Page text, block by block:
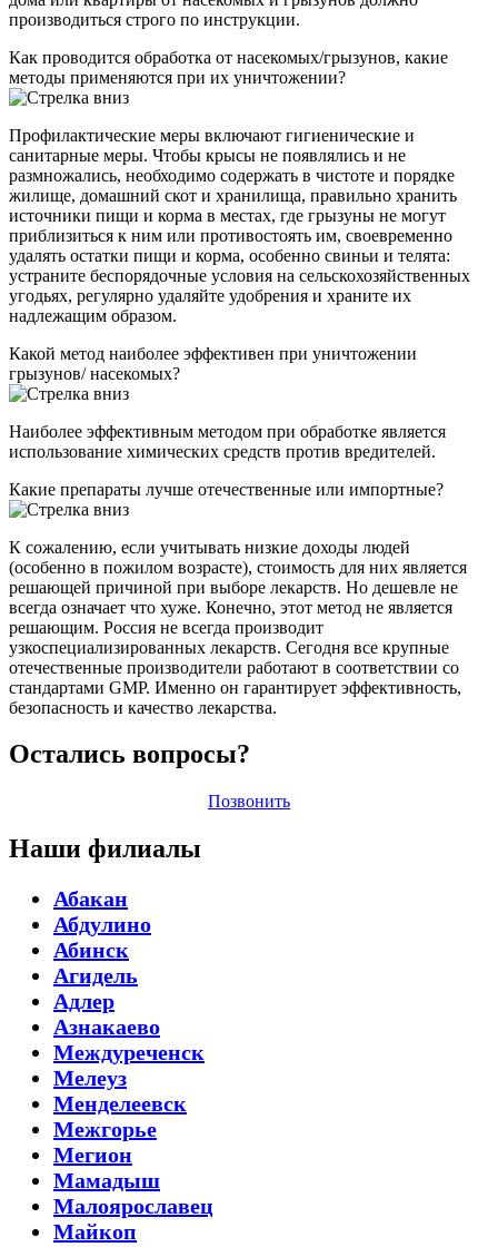
производиться строго по инструкции.
Как проводится обработка от насекомых/грызунов, какие
методы применяются при их уничтожении?
Профилактические меры включают гигиенические и
санитарные меры. Чтобы крысы не появлялись и не
размножались, необходимо содержать в чистоте и порядке
жилище, домашний скот и хранилища, правильно хранить
источники пищи и корма в местах, где грызуны не могут
приблизиться к ним или противостоять им, своевременно
удалять остатки пищи и корма, особенно свиньи и телята:
устраните беспорядочные условия на сельскохозяйственных
угодьях, регулярно удаляйте удобрения и храните их
надлежащим образом.
Какой метод наиболее эффективен при уничтожении
грызунов/ насекомых?
Наиболее эффективным методом при обработке является
использование химических средств против вредителей.
Какие препараты лучше отечественные или импортные?
К сожалению, если учитывать низкие доходы людей
(особенно в пожилом возрасте), стоимость для них является
решающей причиной при выборе лекарств. Но дешевле не
всегда означает что хуже. Конечно, этот метод не является
решающим. Россия не всегда производит
узкоспециализированных лекарств. Сегодня все крупные
отечественные производители работают в соответствии со
стандартами GMP. Именно он гарантирует эффективность,
безопасность и качество лекарства.
Остались вопросы?
Позвонить
Наши филиалы
Абакан
Абдулино
Абинск
Агидель
Адлер
Азнакаево
Междуреченск
Мелеуз
Менделеевск
Межгорье
Мегион
Мамадыш
Малоярославец
Майкоп